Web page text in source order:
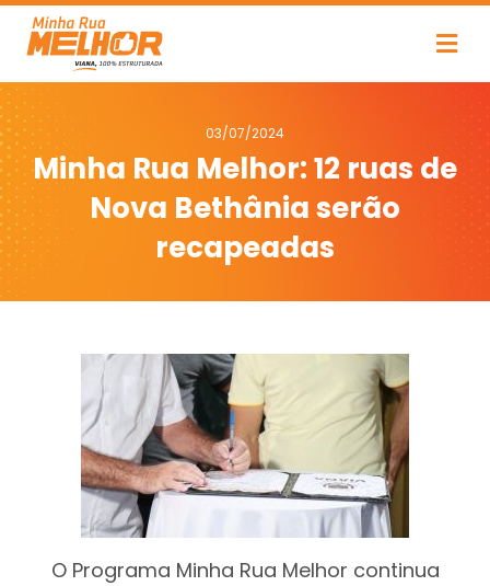
03/07/2024
Minha Rua Melhor: 12 ruas de
Nova Bethânia serão
recapeadas
O Programa Minha Rua Melhor continua